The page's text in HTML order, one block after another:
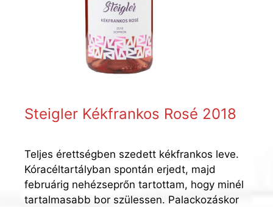
Steigler Kékfrankos Rosé 2018
Teljes érettségben szedett kékfrankos leve.
Kóracéltartályban spontán erjedt, majd
februárig nehézseprőn tartottam, hogy minél
tartalmasabb bor szülessen. Palackozáskor